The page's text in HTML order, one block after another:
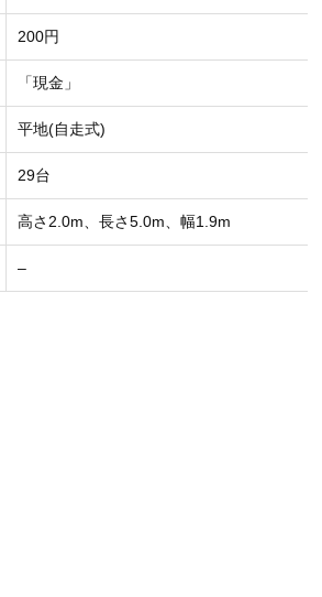
200円
「現金」
平地(自走式)
29台
高さ2.0m、長さ5.0m、幅1.9m
–